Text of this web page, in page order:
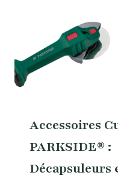
Accessoires
PARKSIDE® :